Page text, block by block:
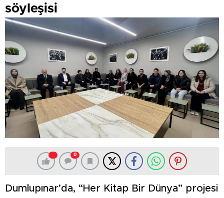
söyleşisi
0
Dumlupınar’da, “Her Kitap Bir Dünya” projesi